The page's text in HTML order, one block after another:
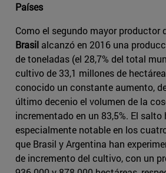
Países
Como el segundo mayor productor
Brasil alcanzó en 2016 una
de toneladas (el 28,7% del total
cultivo de 33,1 millones de
conocido un constante aumento,
último decenio el volumen de la
incrementado en un 83,5%. El salto
especialmente notable en los
que Brasil y Argentina han
de incremento del cultivo, con un